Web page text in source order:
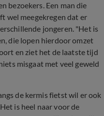
bezoekers. Een man die
wel meegekregen dat er
jongeren. "Het is
die lopen hierdoor omzet
en ziet het de laatste tijd
misgaat met veel geweld
de kermis fietst wil er ook
is heel naar voor de